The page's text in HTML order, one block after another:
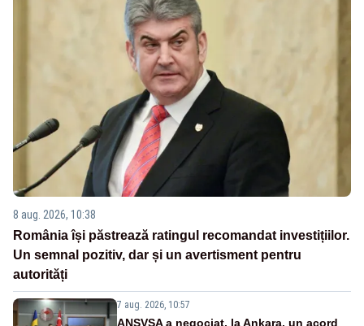
8 aug. 2026, 10:38
România își păstrează ratingul recomandat investițiilor.
Un semnal pozitiv, dar și un avertisment pentru
autorități
7 aug. 2026, 10:57
ANSVSA a negociat, la Ankara, un acord